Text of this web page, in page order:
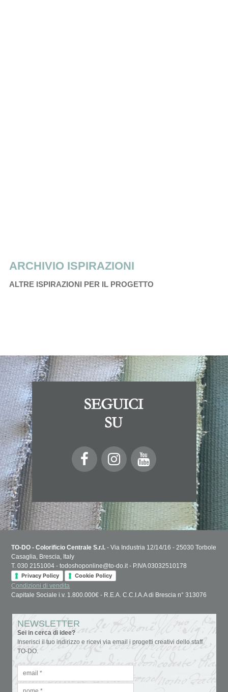
ARCHIVIO ISPIRAZIONI
ALTRE ISPIRAZIONI PER IL PROGETTO
TO-DO - Colorificio Centrale S.r.l. - Via Industria 12/14/16 - 25030 Torbole
Casaglia, Brescia, Italy
T. 030 2151004 - todoshoponline@to-do.it - P.IVA 03032510178
Privacy Policy
Cookie Policy
Condizioni di vendita
Capitale Sociale i.v. 1.800.000€ - R.E.A. C.C.I.A.A di Brescia n° 313076
NEWSLETTER
Sei in cerca di idee?
Inserisci il tuo indirizzo e ricevi via email i progetti creativi dello staff
TO-DO.